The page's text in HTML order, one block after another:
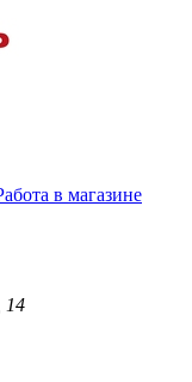
в магазине
14